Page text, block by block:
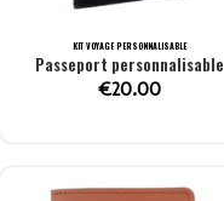
KIT VOYAGE PERSONNALISABLE
Passeport personnalisable
€20.00